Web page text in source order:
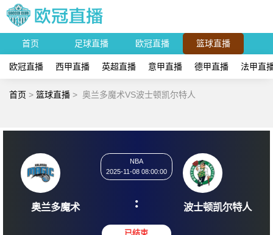
首页 足球直播 欧冠直播 篮球直播
欧冠直播 西甲直播 英超直播 意甲直播 德甲直播 法甲直
首页 > 篮球直播 > 奥兰多魔术VS波士顿凯尔特人
2025-11-08 08:00:00